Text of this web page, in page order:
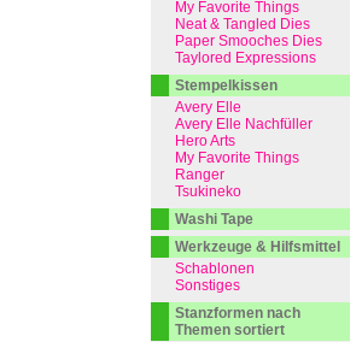
My Favorite Things
Neat & Tangled Dies
Paper Smooches Dies
Taylored Expressions
Stempelkissen
Avery Elle
Avery Elle Nachfüller
Hero Arts
My Favorite Things
Ranger
Tsukineko
Washi Tape
Werkzeuge & Hilfsmittel
Schablonen
Sonstiges
Stanzformen nach
Themen sortiert